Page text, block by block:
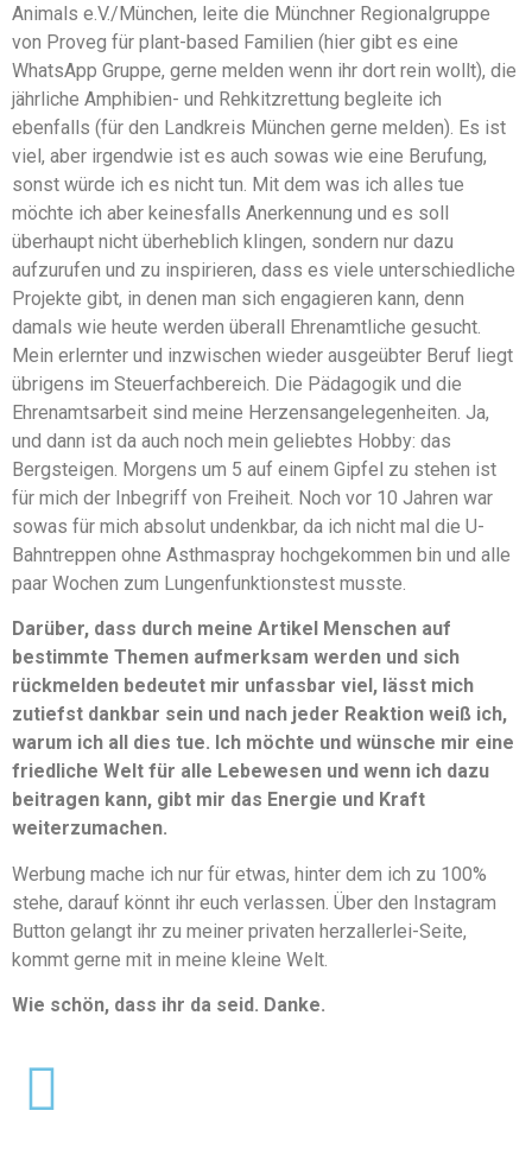
Animals e.V./München, leite die Münchner Regionalgruppe
von Proveg für plant-based Familien (hier gibt es eine
WhatsApp Gruppe, gerne melden wenn ihr dort rein wollt), die
jährliche Amphibien- und Rehkitzrettung begleite ich
ebenfalls (für den Landkreis München gerne melden). Es ist
viel, aber irgendwie ist es auch sowas wie eine Berufung,
sonst würde ich es nicht tun. Mit dem was ich alles tue
möchte ich aber keinesfalls Anerkennung und es soll
überhaupt nicht überheblich klingen, sondern nur dazu
aufzurufen und zu inspirieren, dass es viele unterschiedliche
Projekte gibt, in denen man sich engagieren kann, denn
damals wie heute werden überall Ehrenamtliche gesucht.
Mein erlernter und inzwischen wieder ausgeübter Beruf liegt
übrigens im Steuerfachbereich. Die Pädagogik und die
Ehrenamtsarbeit sind meine Herzensangelegenheiten. Ja,
und dann ist da auch noch mein geliebtes Hobby: das
Bergsteigen. Morgens um 5 auf einem Gipfel zu stehen ist
für mich der Inbegriff von Freiheit. Noch vor 10 Jahren war
sowas für mich absolut undenkbar, da ich nicht mal die U-
Bahntreppen ohne Asthmaspray hochgekommen bin und alle
paar Wochen zum Lungenfunktionstest musste.
Darüber, dass durch meine Artikel Menschen auf
bestimmte Themen aufmerksam werden und sich
rückmelden bedeutet mir unfassbar viel, lässt mich
zutiefst dankbar sein und nach jeder Reaktion weiß ich,
warum ich all dies tue. Ich möchte und wünsche mir eine
friedliche Welt für alle Lebewesen und wenn ich dazu
beitragen kann, gibt mir das Energie und Kraft
weiterzumachen.
Werbung mache ich nur für etwas, hinter dem ich zu 100%
stehe, darauf könnt ihr euch verlassen. Über den Instagram
Button gelangt ihr zu meiner privaten herzallerlei-Seite,
kommt gerne mit in meine kleine Welt.
Wie schön, dass ihr da seid. Danke.